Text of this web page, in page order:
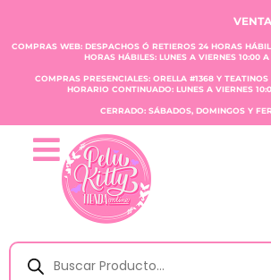
VENTA
COMPRAS WEB: DESPACHOS Ó RETIEROS 24 HORAS
HORAS HÁBILES: LUNES A VIERNES 10:00 A
COMPRAS PRESENCIALES: ORELLA #1368 Y
HORARIO CONTINUADO: LUNES A VIERNES
CERRADO: SÁBADOS, DOMINGOS Y